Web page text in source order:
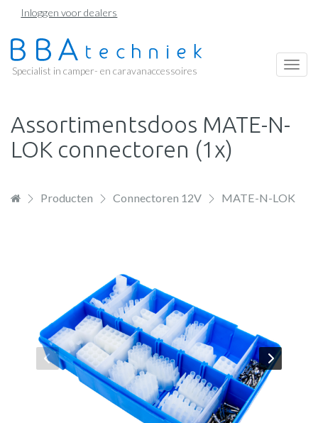
Overslaan
naar
de
Inloggen voor dealers
Specialist in camper- en caravanaccessoires
Assortimentsdoos MATE-N-
LOK connectoren (1x)
Producten Connectoren 12V MATE-N-LOK